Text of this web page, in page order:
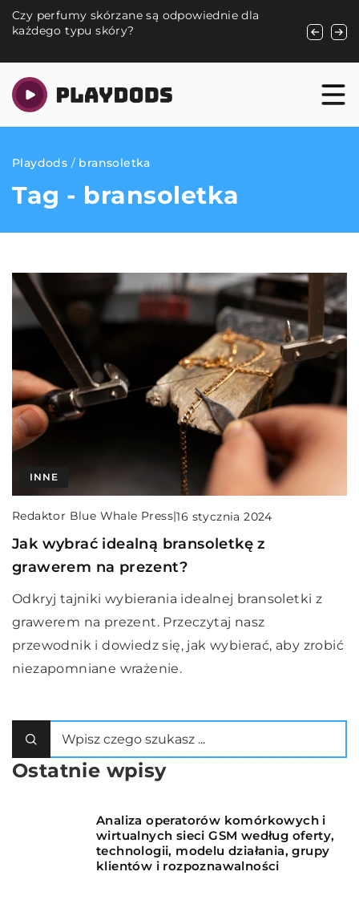
Czy perfumy skórzane są odpowiednie dla
każdego typu skóry?
psa –
Playdods / bransoletka
Tag - bransoletka
INNE
Redaktor Blue Whale Press|16 stycznia 2024
Jak wybrać idealną bransoletkę z
grawerem na prezent?
Odkryj tajniki wybierania idealnej bransoletki z
grawerem na prezent. Przeczytaj nasz
przewodnik i dowiedz się, jak wybierać, aby zrobić
niezapomniane wrażenie.
Ostatnie wpisy
Analiza operatorów komórkowych i
wirtualnych sieci GSM według oferty,
technologii, modelu działania, grupy
klientów i rozpoznawalności